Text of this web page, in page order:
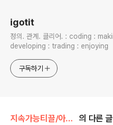
igotit
정의. 관계. 클리어. : coding : making : creating :
developing : trading : enjoying
구독하기
지속가능티끌/아이템 의 다른 글